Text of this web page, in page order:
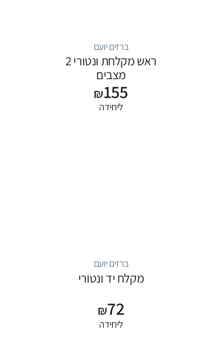
ברזים יועם
ראש מקלחת ונטורי 2
מצבים
₪155
ליחידה
ברזים יועם
מקלח יד ונטורי
₪72
ליחידה